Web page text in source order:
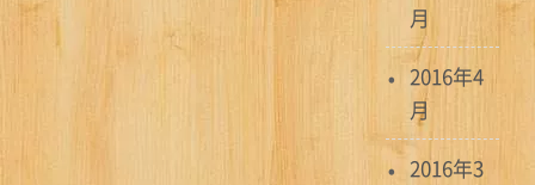
月
2016年4
月
2016年3